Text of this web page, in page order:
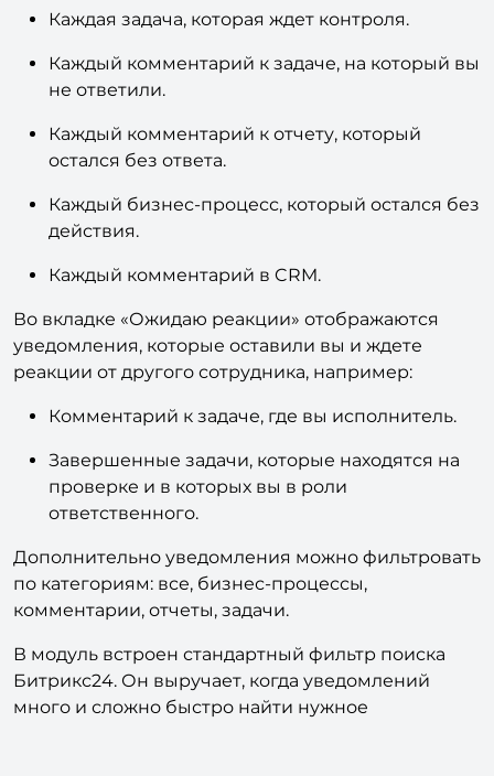
пользователи:
Каждая задача, которая ждет контроля.
Каждый комментарий к задаче, на который вы
не ответили.
Каждый комментарий к отчету, который
остался без ответа.
Каждый бизнес-процесс, который остался без
действия.
Каждый комментарий в CRM.
Во вкладке «Ожидаю реакции» отображаются
уведомления, которые оставили вы и ждете
реакции от другого сотрудника, например:
Комментарий к задаче, где вы исполнитель.
Завершенные задачи, которые находятся на
проверке и в которых вы в роли
ответственного.
Дополнительно уведомления можно фильтровать
по категориям: все, бизнес-процессы,
комментарии, отчеты, задачи.
В модуль встроен стандартный фильтр поиска
Битрикс24. Он выручает, когда уведомлений